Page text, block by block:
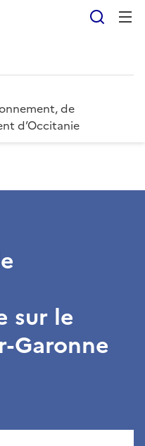
de
d’Occitanie
sur le
Garonne